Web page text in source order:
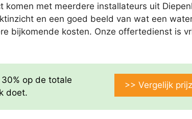
met meerdere installateurs uit
en een goed beeld van wat een
bijkomende kosten. Onze offertedienst is
op de totale
doet.
>> Vergelijk